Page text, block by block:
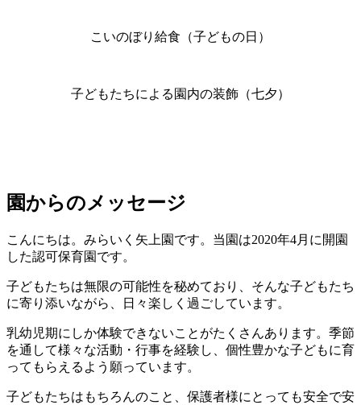
こいのぼり給食（子どもの日）
子どもたちによる園内の装飾（七夕）
園からのメッセージ
こんにちは。みらいく矢上園です。当園は2020年4月に開園
した認可保育園です。
子どもたちは無限の可能性を秘めており、そんな子どもたち
に寄り添いながら、日々楽しく過ごしています。
乳幼児期にしか体験できないことがたくさんあります。季節
を通して様々な活動・行事を経験し、個性豊かな子どもに育
ってもらえるよう願っています。
子どもたちはもちろんのこと、保護者様にとっても安全で安